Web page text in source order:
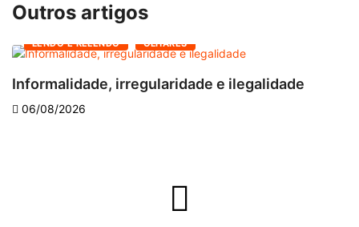
Outros artigos
LENDO E RELENDO OLHARES
Informalidade, irregularidade e ilegalidade
06/08/2026